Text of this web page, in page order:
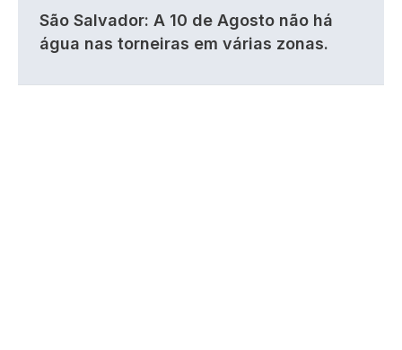
São Salvador: A 10 de Agosto não há
água nas torneiras em várias zonas.